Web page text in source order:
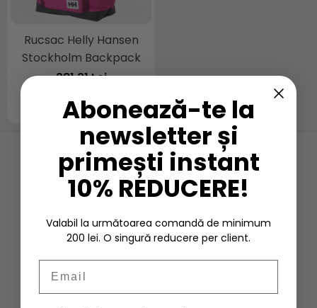
Rucsac Helly Hansen
Stockholm Backpack
381,31 Lei
NEWSLETTER
Nu rata ofertele si promotiile noastre
magazinului. Afla mai multe inPolitica de
Confidentialitate
Abonează-te la
newsletter și
primești instant
10% REDUCERE!
Valabil la următoarea comandă de minimum
200 lei. O singură reducere per client.